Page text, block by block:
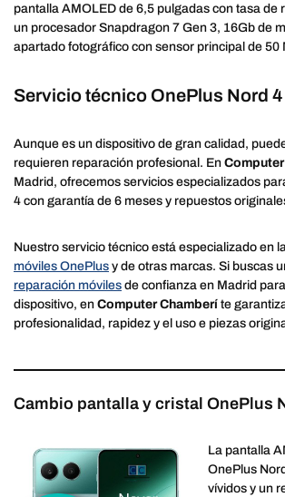
pantalla AMOLED de 6,5 pulgadas con tasa de
un procesador Snapdragon 7 Gen 3, 16Gb de
apartado fotográfico con sensor principal de 50
Servicio técnico OnePlus Nord
Aunque es un dispositivo de gran calidad,
requieren reparación profesional. En
Madrid, ofrecemos servicios especializados
4 con garantía de 6 meses y repuestos
Nuestro servicio técnico está especializado en
móviles OnePlus y de otras marcas. Si buscas
reparación móviles de confianza en Madrid
dispositivo, en Computer Chamberí te
profesionalidad, rapidez y el uso e piezas
Cambio pantalla y cristal OnePlus
La pantalla
OnePlus
vívidos y un